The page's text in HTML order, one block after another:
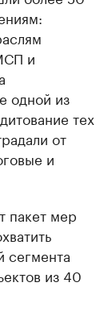
и
одной из
тех
от
и
пакет мер
сегмента
из 40